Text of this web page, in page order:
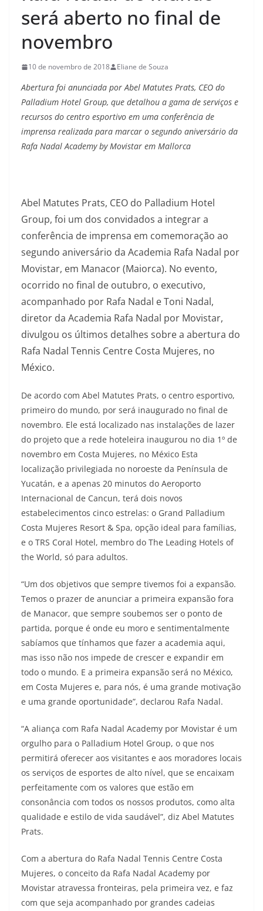
será aberto no final de
novembro
10 de novembro de 2018 Eliane de Souza
Abertura foi anunciada por Abel Matutes Prats, CEO do
Palladium Hotel Group, que detalhou a gama de serviços e
recursos do centro esportivo em uma conferência de
imprensa realizada para marcar o segundo aniversário da
Rafa Nadal Academy by Movistar em Mallorca
Abel Matutes Prats, CEO do Palladium Hotel
Group, foi um dos convidados a integrar a
conferência de imprensa em comemoração ao
segundo aniversário da Academia Rafa Nadal por
Movistar, em Manacor (Maiorca). No evento,
ocorrido no final de outubro, o executivo,
acompanhado por Rafa Nadal e Toni Nadal,
diretor da Academia Rafa Nadal por Movistar,
divulgou os últimos detalhes sobre a abertura do
Rafa Nadal Tennis Centre Costa Mujeres, no
México.
De acordo com Abel Matutes Prats, o centro esportivo,
primeiro do mundo, por será inaugurado no final de
novembro. Ele está localizado nas instalações de lazer
do projeto que a rede hoteleira inaugurou no dia 1º de
novembro em Costa Mujeres, no México Esta
localização privilegiada no noroeste da Península de
Yucatán, e a apenas 20 minutos do Aeroporto
Internacional de Cancun, terá dois novos
estabelecimentos cinco estrelas: o Grand Palladium
Costa Mujeres Resort & Spa, opção ideal para famílias,
e o TRS Coral Hotel, membro do The Leading Hotels of
the World, só para adultos.
“Um dos objetivos que sempre tivemos foi a expansão.
Temos o prazer de anunciar a primeira expansão fora
de Manacor, que sempre soubemos ser o ponto de
partida, porque é onde eu moro e sentimentalmente
sabíamos que tínhamos que fazer a academia aqui,
mas isso não nos impede de crescer e expandir em
todo o mundo. E a primeira expansão será no México,
em Costa Mujeres e, para nós, é uma grande motivação
e uma grande oportunidade”, declarou Rafa Nadal.
“A aliança com Rafa Nadal Academy por Movistar é um
orgulho para o Palladium Hotel Group, o que nos
permitirá oferecer aos visitantes e aos moradores locais
os serviços de esportes de alto nível, que se encaixam
perfeitamente com os valores que estão em
consonância com todos os nossos produtos, como alta
qualidade e estilo de vida saudável”, diz Abel Matutes
Prats.
Com a abertura do Rafa Nadal Tennis Centre Costa
Mujeres, o conceito da Rafa Nadal Academy por
Movistar atravessa fronteiras, pela primeira vez, e faz
com que seja acompanhado por grandes cadeias